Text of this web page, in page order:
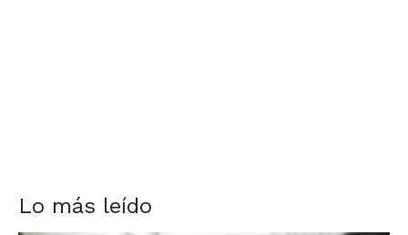
Lo más leído